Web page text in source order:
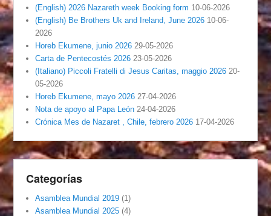
(English) 2026 Nazareth week Booking form 10-06-2026
(English) Be Brothers Uk and Ireland, June 2026 10-06-
2026
Horeb Ekumene, junio 2026 29-05-2026
Carta de Pentecostés 2026 23-05-2026
(Italiano) Piccoli Fratelli di Jesus Caritas, maggio 2026 20-
05-2026
Horeb Ekumene, mayo 2026 27-04-2026
Nota de apoyo al Papa León 24-04-2026
Crónica Mes de Nazaret , Chile, febrero 2026 17-04-2026
Categorías
Asamblea Mundial 2019 (1)
Asamblea Mundial 2025 (4)